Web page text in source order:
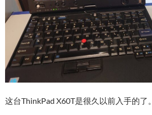
这台ThinkPad X60T是很久以前入手的了。